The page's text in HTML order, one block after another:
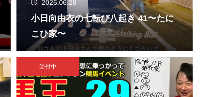
2026.06.28
小日向由衣の七転び八起き 41〜たに
こひ家〜
受付中